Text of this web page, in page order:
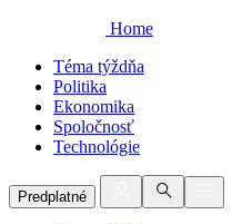
Home
Téma týždňa
Politika
Ekonomika
Spoločnosť
Technológie
Predplatné